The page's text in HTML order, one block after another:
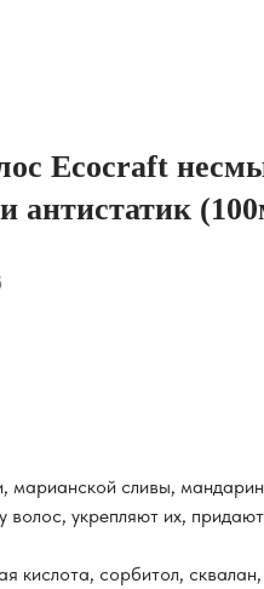
Ecocraft
антистатик
марианской сливы,
волос, укрепляют их,
кислота, сорбитол,